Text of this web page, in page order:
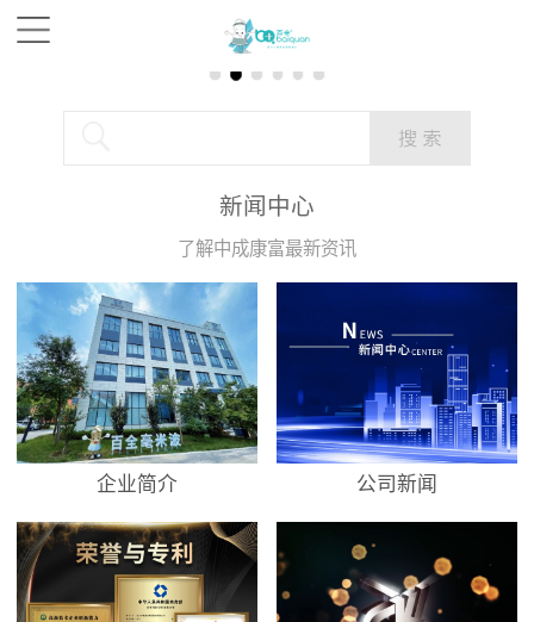
新闻中心
了解中成康富最新资讯
企业简介 公司新闻